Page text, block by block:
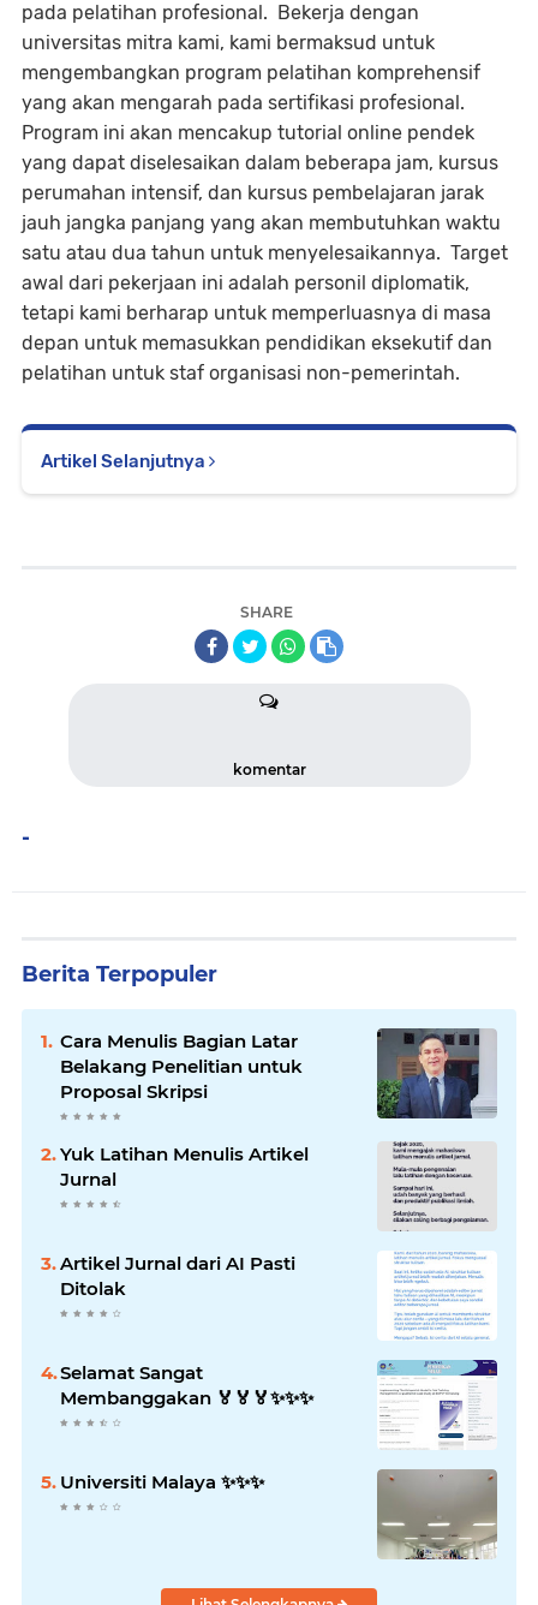
pada pelatihan profesional. Bekerja dengan
universitas mitra kami, kami bermaksud untuk
mengembangkan program pelatihan komprehensif
yang akan mengarah pada sertifikasi profesional.
Program ini akan mencakup tutorial online pendek
yang dapat diselesaikan dalam beberapa jam, kursus
perumahan intensif, dan kursus pembelajaran jarak
jauh jangka panjang yang akan membutuhkan waktu
satu atau dua tahun untuk menyelesaikannya. Target
awal dari pekerjaan ini adalah personil diplomatik,
tetapi kami berharap untuk memperluasnya di masa
depan untuk memasukkan pendidikan eksekutif dan
pelatihan untuk staf organisasi non-pemerintah.
Artikel Selanjutnya
SHARE
komentar
-
Berita Terpopuler
Cara Menulis Bagian Latar
Belakang Penelitian untuk
Proposal Skripsi
Yuk Latihan Menulis Artikel
Jurnal
Artikel Jurnal dari AI Pasti
Ditolak
Selamat Sangat
Membanggakan 🏅🏅🏅✨️✨️✨️
Universiti Malaya ✨️✨️✨️